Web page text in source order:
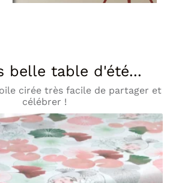
belle table d'été...
cirée très facile de partager et
célébrer !